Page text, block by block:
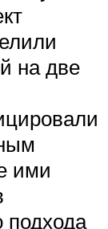
на две
ими
подхода